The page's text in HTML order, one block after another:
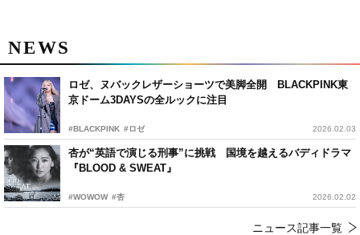
NEWS
ロゼ、ヌバックレザーショーツで美脚全開 BLACKPINK東
京ドーム3DAYSの全ルックに注目
#BLACKPINK #ロゼ 2026.02.03
杏が“英語で演じる刑事”に挑戦 国境を越えるバディドラマ
『BLOOD & SWEAT』
#WOWOW #杏 2026.02.02
ニュース記事一覧